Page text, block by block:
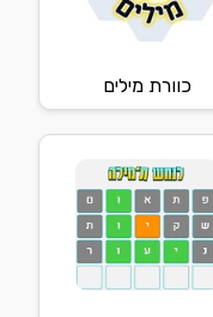
כוורת מילים